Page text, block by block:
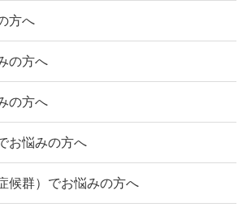
方へ
の方へ
の方へ
お悩みの方へ
候群）でお悩みの方へ